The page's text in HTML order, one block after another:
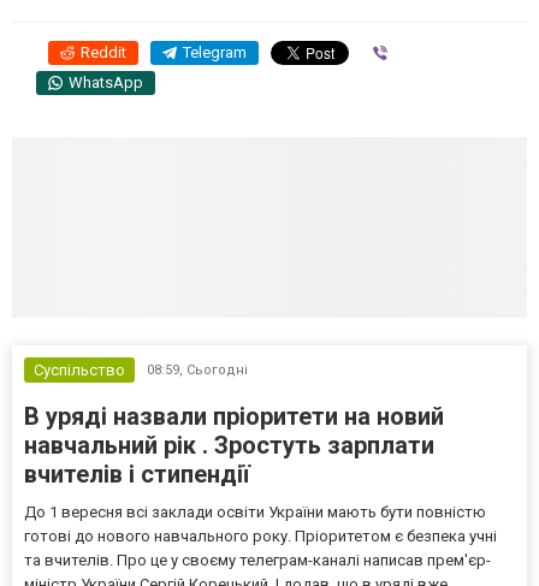
Reddit Telegram
WhatsApp
Суспільство 08:59, Сьогодні
В уряді назвали пріоритети на новий
навчальний рік . Зростуть зарплати
вчителів і стипендії
До 1 вересня всі заклади освіти України мають бути повністю
готові до нового навчального року. Пріоритетом є безпека учні
та вчителів. Про це у своєму телеграм-каналі написав прем'єр-